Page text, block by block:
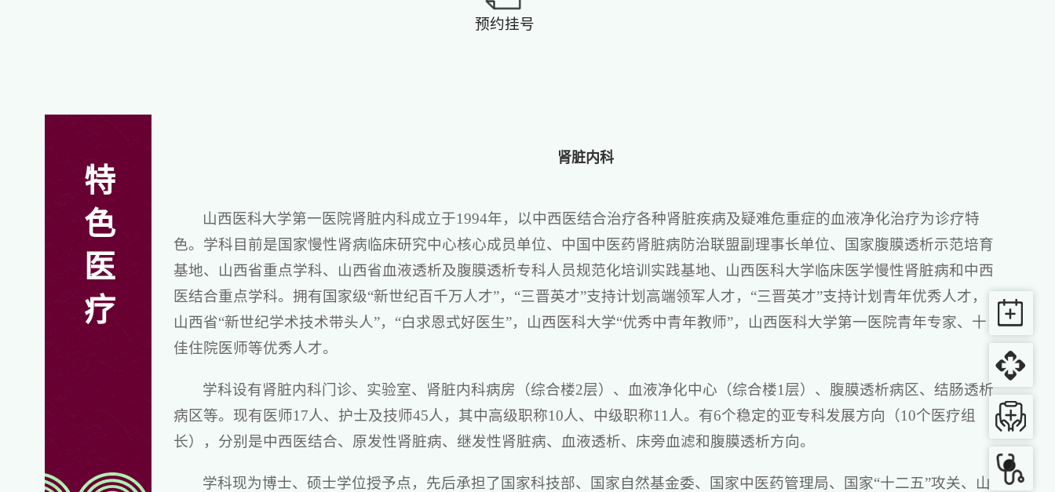
预约挂号
特
色
医
疗
肾脏内科
山西医科大学第一医院肾脏内科成立于1994年，以中西医结合治疗各种肾脏疾病及疑难危重症的血液净化治疗为诊疗特
色。学科目前是国家慢性肾病临床研究中心核心成员单位、中国中医药肾脏病防治联盟副理事长单位、国家腹膜透析示范培育
基地、山西省重点学科、山西省血液透析及腹膜透析专科人员规范化培训实践基地、山西医科大学临床医学慢性肾脏病和中西
医结合重点学科。拥有国家级“新世纪百千万人才”，“三晋英才”支持计划高端领军人才，“三晋英才”支持计划青年优秀人才，
山西省“新世纪学术技术带头人”，“白求恩式好医生”，山西医科大学“优秀中青年教师”，山西医科大学第一医院青年专家、十
佳住院医师等优秀人才。
学科设有肾脏内科门诊、实验室、肾脏内科病房（综合楼2层）、血液净化中心（综合楼1层）、腹膜透析病区、结肠透析
病区等。现有医师17人、护士及技师45人，其中高级职称10人、中级职称11人。有6个稳定的亚专科发展方向（10个医疗组
长），分别是中西医结合、原发性肾脏病、继发性肾脏病、血液透析、床旁血滤和腹膜透析方向。
学科现为博士、硕士学位授予点，先后承担了国家科技部、国家自然基金委、国家中医药管理局、国家“十二五”攻关、山